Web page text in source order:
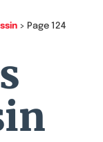
> Page 124